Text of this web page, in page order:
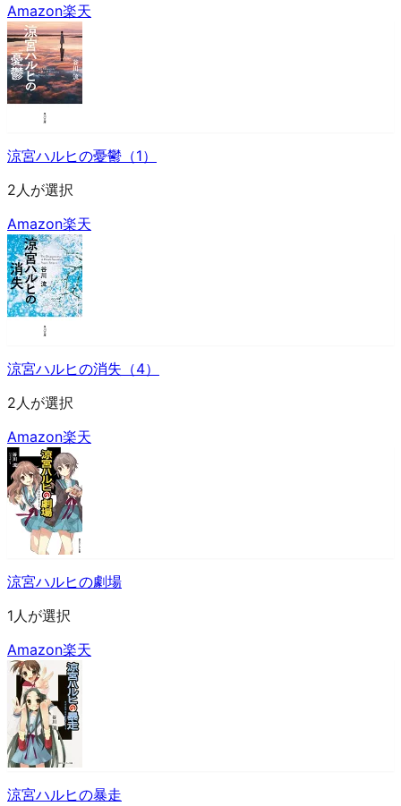
Amazon楽天
涼宮ハルヒの憂鬱（1）
2人が選択
Amazon楽天
涼宮ハルヒの消失（4）
2人が選択
Amazon楽天
涼宮ハルヒの劇場
1人が選択
Amazon楽天
涼宮ハルヒの暴走